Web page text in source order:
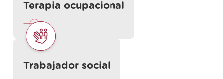
Terapia ocupacional
Trabajador social